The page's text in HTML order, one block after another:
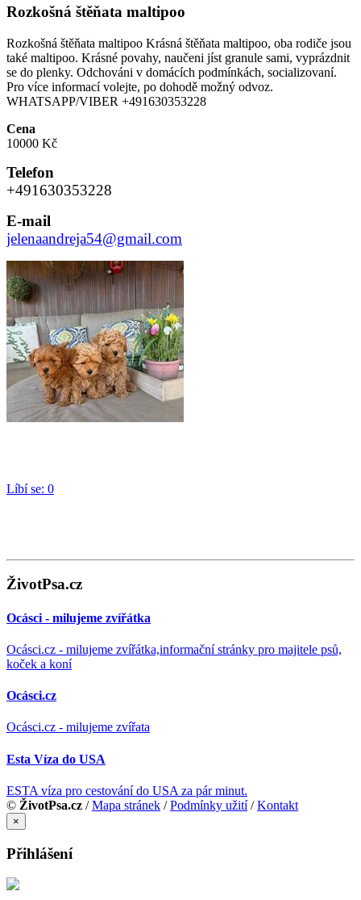
Rozkošná štěňata maltipoo
Rozkošná štěňata maltipoo Krásná štěňata maltipoo, oba rodiče jsou
také maltipoo. Krásné povahy, naučeni jíst granule sami, vyprázdnit
se do plenky. Odchováni v domácích podmínkách, socializovaní.
Pro více informací volejte, po dohodě možný odvoz.
WHATSAPP/VIBER +491630353228
Cena
10000 Kč
Telefon
+491630353228
E-mail
jelenaandreja54@gmail.com
Líbí se: 0
ŽivotPsa.cz
Ocásci - milujeme zvířátka
Ocásci.cz - milujeme zvířátka,informační stránky pro majitele psů,
koček a koní
Ocásci.cz
Ocásci.cz - milujeme zvířata
Esta Víza do USA
ESTA víza pro cestování do USA za pár minut.
© ŽivotPsa.cz /Mapa stránek /Podmínky užití/Kontakt
×
Přihlášení